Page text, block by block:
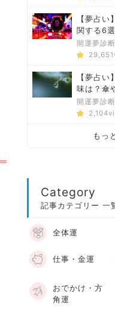
【夢占い
関する6選
開運夢診
【夢占
味は？傘
開運夢診
もっ
Category
記事カテゴリー 一
全体運
仕事・金運
おでかけ・方
角運